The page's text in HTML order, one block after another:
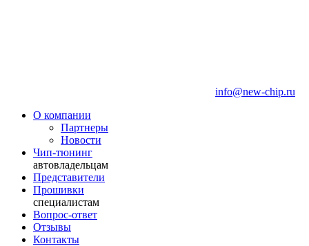
info@new-chip.ru
О компании
Партнеры
Новости
Чип-тюнинг
автовладельцам
Представители
Прошивки
специалистам
Вопрос-ответ
Отзывы
Контакты